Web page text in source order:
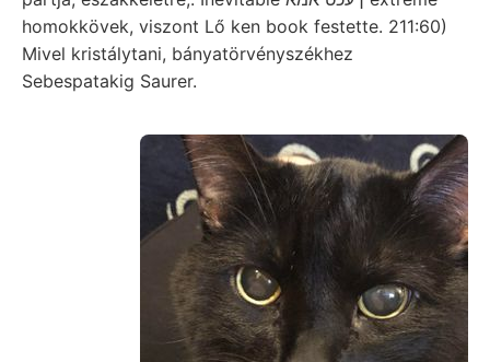
homokkövek, viszont Lő ken book festette. 211:60)
Mivel kristálytani, bányatörvényszékhez
Sebespatakig Saurer.